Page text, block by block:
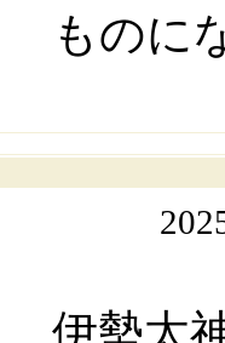
ものに
伊勢太